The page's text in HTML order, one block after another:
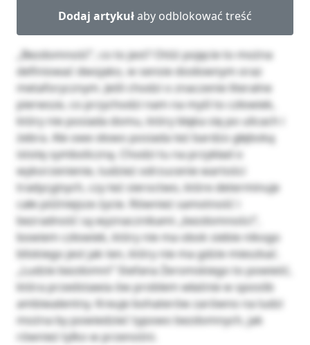
Dodaj artykułaby odblokować treść
„Bezdomność”, co to jest? Otóż pojęcie to można
definiować dwojako, w sensie dosłownym oraz
metaforycznym. Jeśli chodzi o znaczenie literalne
pierwsze, co przychodzi nam na myśl to człowiek,
który nie posiada domu, który błąka się po ulicach i
żebra. Ale owe słowo posiada też bardzo głęboką
istotę symboliczną. Chodzi tu na przykład o
wykorzenienie, tudzież odrzucenie wartości
tradycyjnych, czy też sieroctwo, które determinuje
całe późniejsze życie. Również samotność i
bezradność są wyznacznikami „bezdomności”,
bowiem człowiek, który nie ma obok siebie nikogo
bliskiego jest jak ten, który nie ma gdzie mieszkać.
„Ludzie bezdomni” Stefana Żeromskiego to powieść,
która przedstawia ów problem właśnie w sposób
ambiwalentny. Kreuje bohaterów zarówno na ludzi
można by powiedzieć typowo bezdomnych, jak
również tylko w przenośni.